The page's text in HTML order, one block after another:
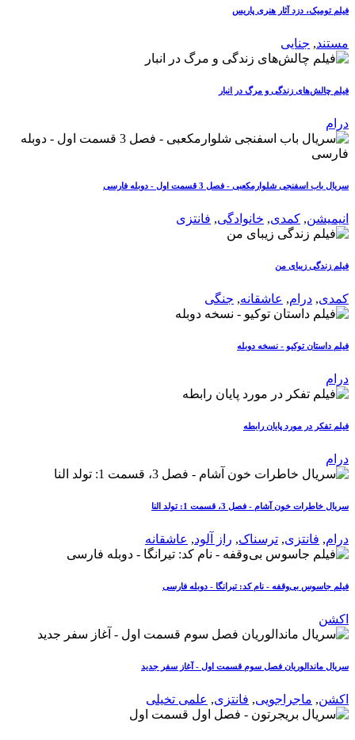
فیلم تومیک، دزد آثار هنری پاریس
مستند, جنایی
فیلم چالش‌های زندگی و مرگ در انبار
درام
سریال باب اسفنجی شلوارمکعبی - فصل 3 قسمت اول - دوبله فارسی
انیمیشن, کمدی, خانوادگی, فانتزی
فیلم زندگی زیبای من
کمدی, درام, عاشقانه, جنگی
فیلم داستان توکیو - نسخه دوبله
درام
فیلم تفکر در مورد پایان رابطه
درام
سریال خاطرات خون آشام - فصل 3، قسمت 1: تولد النا
درام, فانتزی, ترسناک, راز آلود, عاشقانه
فیلم جاسوس بی‌وقفه - نام کد: تیرانگا - دوبله فارسی
اکشن
سریال ماندالوریان فصل سوم قسمت اول - آغاز سفر جدید
اکشن, ماجراجویی, فانتزی, علمی تخیلی